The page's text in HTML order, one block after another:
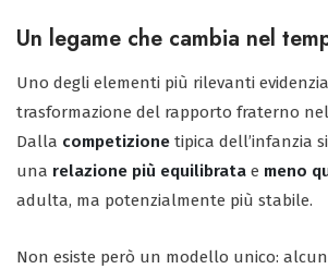
Un legame che cambia nel
Uno degli elementi più rilevanti
trasformazione del rapporto fraterno
Dalla competizione tipica dell’infanzia
una relazione più equilibrata e meno
adulta, ma potenzialmente più stabile.
Non esiste però un modello unico: